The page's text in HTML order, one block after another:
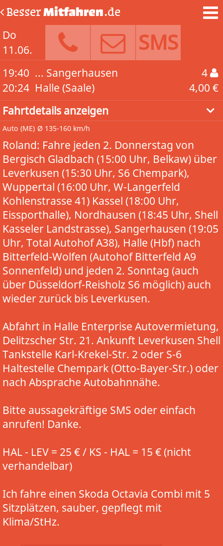
BesserMitfahren.de
Do
11.06.
SMS
19:40
20:24
... Sangerhausen
Halle (Saale)
4
4,00 €
Fahrtdetails anzeigen
Auto (ME) Ø 135-160 km/h
Roland: Fahre jeden 2. Donnerstag von
Bergisch Gladbach (15:00 Uhr, Belkaw) über
Leverkusen (15:30 Uhr, S6 Chempark),
Wuppertal (16:00 Uhr, W-Langerfeld
Kohlenstrasse 41) Kassel (18:00 Uhr,
Eissporthalle), Nordhausen (18:45 Uhr, Shell
Kasseler Landstrasse), Sangerhausen (19:05
Uhr, Total Autohof A38), Halle (Hbf) nach
Bitterfeld-Wolfen (Autohof Bitterfeld A9
Sonnenfeld) und jeden 2. Sonntag (auch
über Düsseldorf-Reisholz S6 möglich) auch
wieder zurück bis Leverkusen.
Abfahrt in Halle Enterprise Autovermietung,
Delitzscher Str. 21. Ankunft Leverkusen Shell
Tankstelle Karl-Krekel-Str. 2 oder S-6
Haltestelle Chempark (Otto-Bayer-Str.) oder
nach Absprache Autobahnnähe.
Bitte aussagekräftige SMS oder einfach
anrufen! Danke.
HAL - LEV = 25 € / KS - HAL = 15 € (nicht
verhandelbar)
Ich fahre einen Skoda Octavia Combi mit 5
Sitzplätzen, sauber, gepflegt mit
Klima/StHz.